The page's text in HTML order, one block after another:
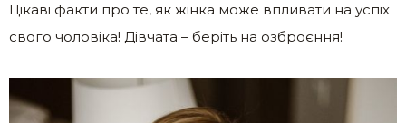
Цікаві факти про те, як жінка може впливати на успіх
свого чоловіка! Дівчата – беріть на озброєння!